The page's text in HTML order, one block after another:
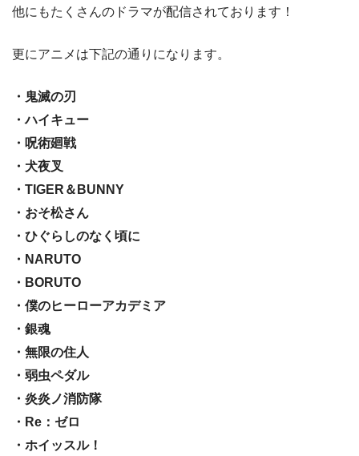
他にもたくさんのドラマが配信されております！
更にアニメは下記の通りになります。
・鬼滅の刃
・ハイキュー
・呪術廻戦
・犬夜叉
・TIGER＆BUNNY
・おそ松さん
・ひぐらしのなく頃に
・NARUTO
・BORUTO
・僕のヒーローアカデミア
・銀魂
・無限の住人
・弱虫ペダル
・炎炎ノ消防隊
・Re：ゼロ
・ホイッスル！